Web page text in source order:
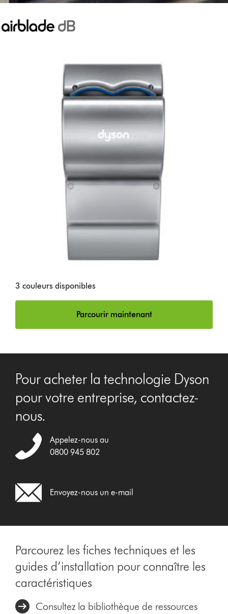
3 couleurs disponibles
Parcourir maintenant
Pour acheter la technologie Dyson
pour votre entreprise, contactez-
nous.
Appelez-nous au
0800 945 802
Envoyez-nous un e-mail
Parcourez les fiches techniques et les
guides d’installation pour connaître les
caractéristiques
Consultez la bibliothèque de ressources